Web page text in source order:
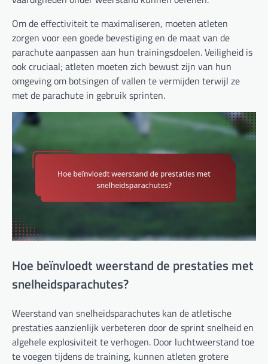
Om de effectiviteit te maximaliseren, moeten atleten
zorgen voor een goede bevestiging en de maat van de
parachute aanpassen aan hun trainingsdoelen. Veiligheid is
ook cruciaal; atleten moeten zich bewust zijn van hun
omgeving om botsingen of vallen te vermijden terwijl ze
met de parachute in gebruik sprinten.
Hoe beïnvloedt weerstand de prestaties met
snelheidsparachutes?
Weerstand van snelheidsparachutes kan de atletische
prestaties aanzienlijk verbeteren door de sprint snelheid en
algehele explosiviteit te verhogen. Door luchtweerstand toe
te voegen tijdens de training, kunnen atleten grotere